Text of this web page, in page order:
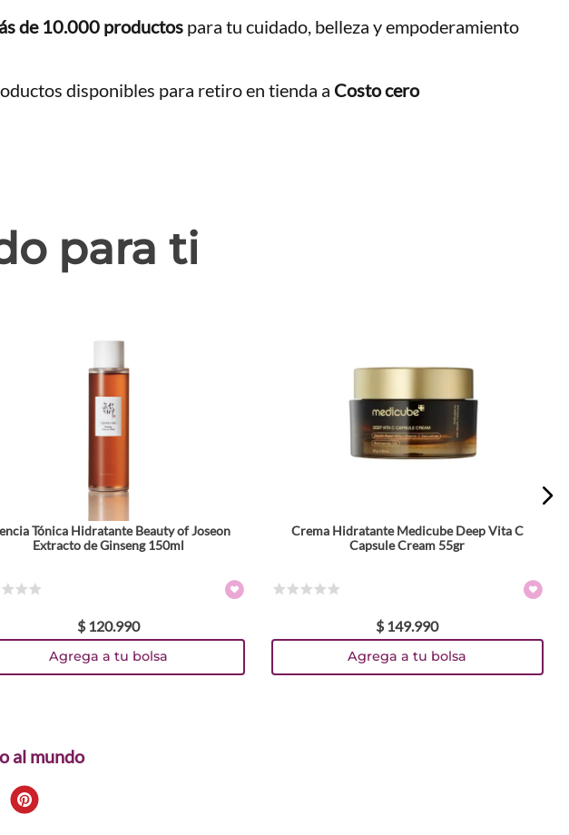
de 10.000 productos para tu cuidado, belleza y empoderamiento
disponibles para retiro en tienda a Costo cero
para ti
Tónica Hidratante Beauty of Joseon
Extracto de Ginseng 150ml
$ 120.990
Agrega a tu bolsa
Crema Hidratante Medicube Deep Vita C
Capsule Cream 55gr
$ 149.990
Agrega a tu bolsa